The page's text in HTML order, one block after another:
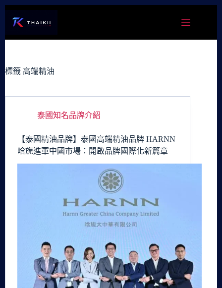
容
標籤 高端精油
泰國知名品牌介紹
【泰國精油品牌】泰國高端精油品牌 HARNN
晗旎進軍中國市場：開啟品牌國際化新篇章